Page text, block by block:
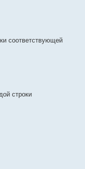
соответствующей
строки